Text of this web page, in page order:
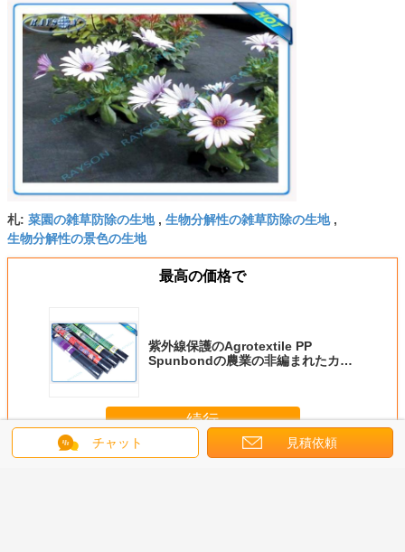
札: 菜園の雑草防除の生地, 生物分解性の雑草防除の生地,
生物分解性の景色の生地
最高の価格で
紫外線保護のAgrotextile PP
Spunbondの農業の非編まれたカバ
続行
チャット 見積依頼